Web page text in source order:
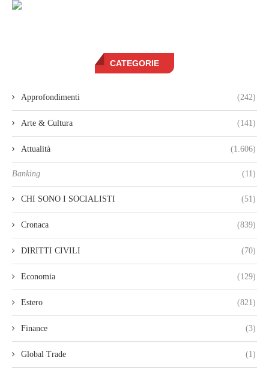
CATEGORIE
Approfondimenti (242)
Arte & Cultura (141)
Attualità (1.606)
Banking (11)
CHI SONO I SOCIALISTI (51)
Cronaca (839)
DIRITTI CIVILI (70)
Economia (129)
Estero (821)
Finance (3)
Global Trade (1)